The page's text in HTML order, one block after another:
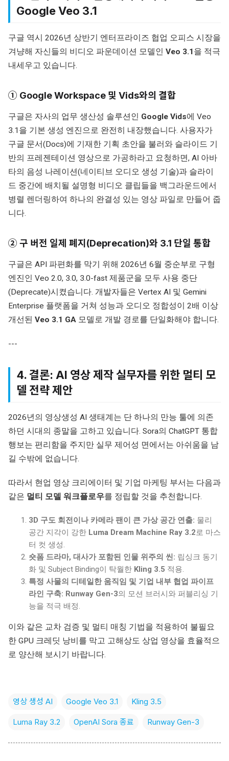
Google Veo 3.1
구글 역시 2026년 상반기 엔터프라이즈 협업 오피스 시장을
겨냥해 자신들의 비디오 파운데이션 모델인 Veo 3.1을 적극
내세우고 있습니다.
① Google Workspace 및 Vids와의 결합
구글은 자사의 업무 생산성 솔루션인 Google Vids에 Veo
3.1을 기본 생성 엔진으로 완전히 내장했습니다. 사용자가
구글 문서(Docs)에 기재한 기획 초안을 불러와 슬라이드 기
반의 프레젠테이션 영상으로 가공하라고 요청하면, AI 아바
타의 음성 나레이션(네이티브 오디오 생성 기술)과 슬라이
드 중간에 배치될 설명형 비디오 클립들을 백그라운드에서
병렬 렌더링하여 하나의 완결성 있는 영상 파일로 만들어 줍
니다.
② 구 버전 일제 폐지(Deprecation)와 3.1 단일 통합
구글은 API 파편화를 막기 위해 2026년 6월 중순부로 구형
엔진인 Veo 2.0, 3.0, 3.0-fast 제품군을 모두 사용 중단
(Deprecate)시켰습니다. 개발자들은 Vertex AI 및 Gemini
Enterprise 플랫폼을 거쳐 성능과 오디오 정합성이 2배 이상
개선된 Veo 3.1 GA 모델로 개발 경로를 단일화해야 합니다.
---
4. 결론: AI 영상 제작 실무자를 위한 멀티 모
델 전략 제안
2026년의 영상생성 AI 생태계는 단 하나의 만능 툴에 의존
하던 시대의 종말을 고하고 있습니다. Sora의 ChatGPT 통합
행보는 편리함을 주지만 실무 제어성 면에서는 아쉬움을 남
길 수밖에 없습니다.
따라서 현업 영상 크리에이터 및 기업 마케팅 부서는 다음과
같은 멀티 모델 워크플로우를 정립할 것을 추천합니다.
3D 구도 회전이나 카메라 팬이 큰 가상 공간 연출: 물리
공간 지각이 강한 Luma Dream Machine Ray 3.2로 마스
터 컷 생성.
숏폼 드라마, 대사가 포함된 인물 위주의 씬: 립싱크 동기
화 및 Subject Binding이 탁월한 Kling 3.5 적용.
특정 사물의 디테일한 움직임 및 기업 내부 협업 파이프
라인 구축: Runway Gen-3의 모션 브러시와 퍼블리싱 기
능을 적극 배정.
이와 같은 교차 검증 및 멀티 매칭 기법을 적용하여 불필요
한 GPU 크레딧 낭비를 막고 고해상도 상업 영상을 효율적으
로 양산해 보시기 바랍니다.
영상 생성 AI Google Veo 3.1 Kling 3.5
Luma Ray 3.2 OpenAI Sora 종료 Runway Gen-3